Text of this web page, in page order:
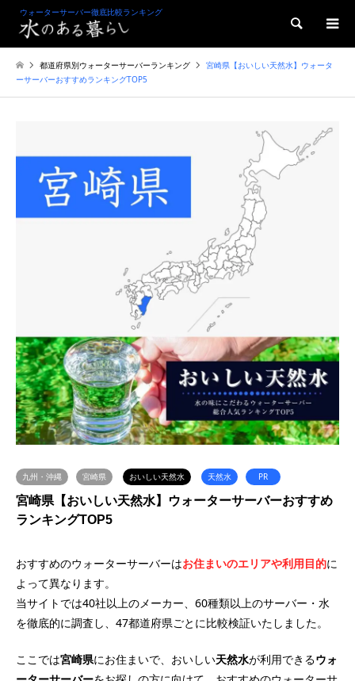
ウォーターサーバー徹底比較ランキング
検索
都道府県別ウォーターサーバーランキング
宮崎県【おいしい天然水】ウォータ
ーサーバーおすすめランキングTOP5
九州・沖縄 宮崎県 おいしい天然水 天然水 PR
宮崎県【おいしい天然水】ウォーターサーバーおすすめ
ランキングTOP5
おすすめのウォーターサーバーはお住まいのエリアや利用目的に
よって異なります。
当サイトでは40社以上のメーカー、60種類以上のサーバー・水
を徹底的に調査し、47都道府県ごとに比較検証いたしました。
ここでは宮崎県にお住まいで、おいしい天然水が利用できるウォ